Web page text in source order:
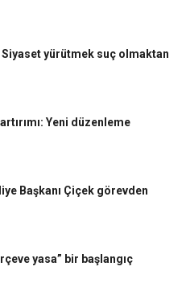
yürütmek suç olmaktan
Yeni düzenleme
Başkanı Çiçek görevden
yasa” bir başlangıç